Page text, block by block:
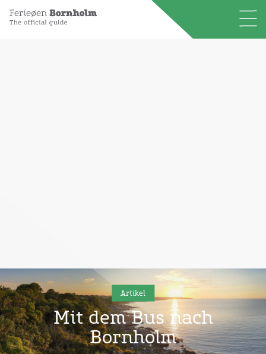
Artikel
Mit dem Bus nach
Bornholm